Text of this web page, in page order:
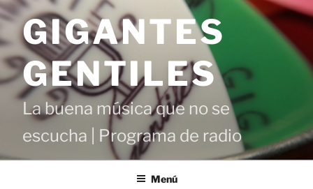
Saltar
contenido
GIGANTES
GENTILES
La buena música que no se
escucha | Programa de radio
Menú